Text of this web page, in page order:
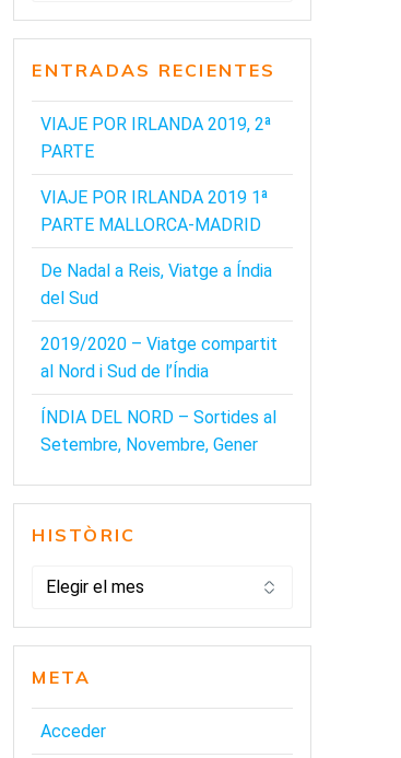
ENTRADAS RECIENTES
VIAJE POR IRLANDA 2019, 2ª
PARTE
VIAJE POR IRLANDA 2019 1ª
PARTE MALLORCA-MADRID
De Nadal a Reis, Viatge a Índia
del Sud
2019/2020 – Viatge compartit
al Nord i Sud de l’Índia
ÍNDIA DEL NORD – Sortides al
Setembre, Novembre, Gener
HISTÒRIC
HISTÒRIC
META
Acceder